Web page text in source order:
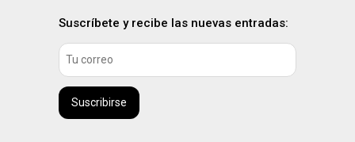
Suscríbete y recibe las nuevas entradas:
Suscribirse